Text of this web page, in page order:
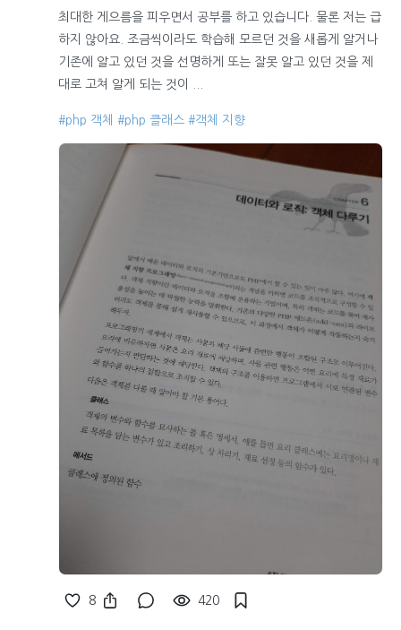
최대한 게으름을 피우면서 공부를 하고 있습니다. 물론 저는 급
하지 않아요. 조금씩이라도 학습해 모르던 것을 새롭게 알거나
기존에 알고 있던 것을 선명하게 또는 잘못 알고 있던 것을 제
대로 고쳐 알게 되는 것이 ...
#php 객체 #php 클래스 #객체 지향
8 420